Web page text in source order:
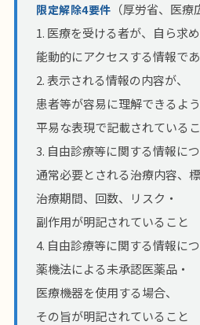
限定解除4要件 （厚労省、医療
1. 医療を受ける者が、自ら求
能動的にアクセスする情報で
2. 表示される情報の内容が、
患者等が容易に理解できるよう
平易な表現で記載されている
3. 自由診療等に関する情報につ
通常必要とされる治療内容、標
治療期間、回数、リスク・
副作用が明記されていること
4. 自由診療等に関する情報につ
薬機法による未承認医薬品・
医療機器を使用する場合、
その旨が明記されていること